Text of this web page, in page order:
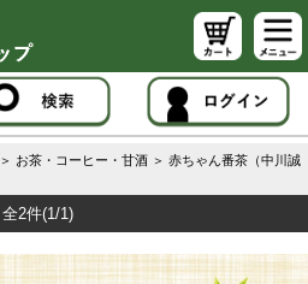
＞ お茶・コーヒー・甘酒 ＞ 赤ちゃん番茶（中川誠
全2件(1/1)